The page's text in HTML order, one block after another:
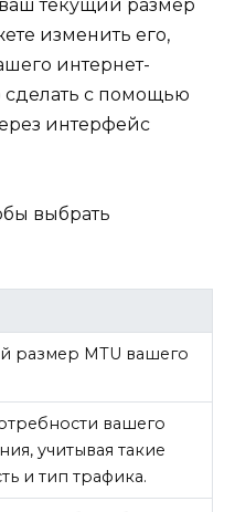
текущий размер
изменить его,
интернет-
с помощью
интерфейс
выбрать
размер MTU вашего
вашего
учитывая такие
и тип трафика.